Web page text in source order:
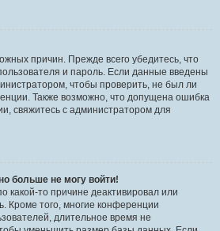
причин. Прежде всего убедитесь, что
и пароль. Если данные введены
чтобы проверить, не был ли
Также возможно, что допущена ошибка
свяжитесь с администратором для
больше не могу войти!
какой-то причине деактивировал или
Кроме того, многие конференции
длительное время не